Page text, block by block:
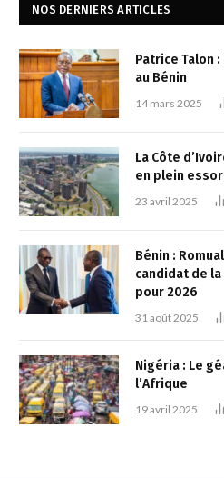
NOS DERNIERS ARTICLES
Patrice Talon
au Bénin
14 mars 2025
La Côte
en plein essor
23 avril 2025
Bénin :
candidat de
pour 2026
31 août 2025
Nigéria : Le
l’Afrique
19 avril 2025